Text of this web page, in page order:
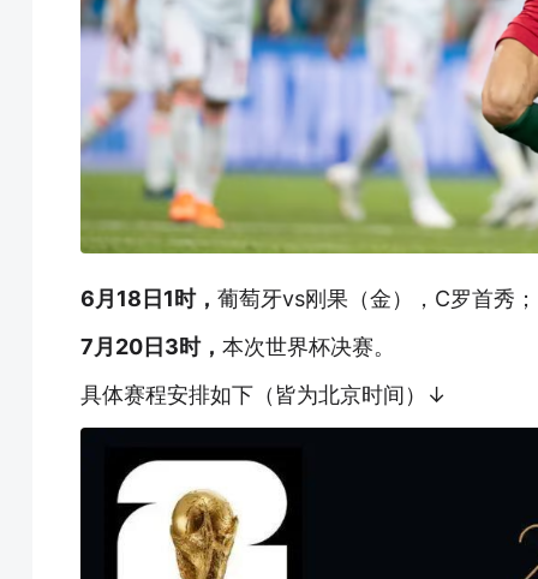
6月18日1时， 葡萄牙vs刚果（金），C罗首秀；
7月20日3时， 本次世界杯决赛。
具体赛程安排如下（皆为北京时间）↓